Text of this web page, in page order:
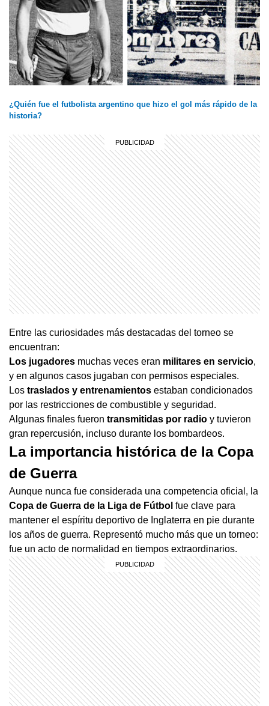
¿Quién fue el futbolista argentino que hizo el gol más rápido de la
historia?
Entre las curiosidades más destacadas del torneo se
encuentran:
Los jugadores muchas veces eran militares en servicio,
y en algunos casos jugaban con permisos especiales.
Los traslados y entrenamientos estaban condicionados
por las restricciones de combustible y seguridad.
Algunas finales fueron transmitidas por radio y tuvieron
gran repercusión, incluso durante los bombardeos.
La importancia histórica de la Copa
de Guerra
Aunque nunca fue considerada una competencia oficial, la
Copa de Guerra de la Liga de Fútbol fue clave para
mantener el espíritu deportivo de Inglaterra en pie durante
los años de guerra. Representó mucho más que un torneo:
fue un acto de normalidad en tiempos extraordinarios.